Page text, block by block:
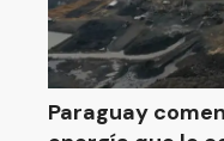
Paraguay